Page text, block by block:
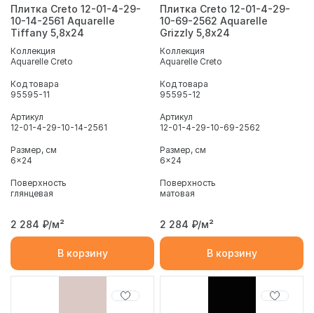
Плитка Creto 12-01-4-29-
10-14-2561 Aquarelle
Tiffany 5,8х24
Коллекция
Aquarelle Creto
Код товара
95595-11
Артикул
12-01-4-29-10-14-2561
Размер, см
6x24
Поверхность
глянцевая
2 284 ₽/м²
В корзину
Плитка Creto 12-01-4-29-
10-69-2562 Aquarelle
Grizzly 5,8х24
Коллекция
Aquarelle Creto
Код товара
95595-12
Артикул
12-01-4-29-10-69-2562
Размер, см
6x24
Поверхность
матовая
2 284 ₽/м²
В корзину